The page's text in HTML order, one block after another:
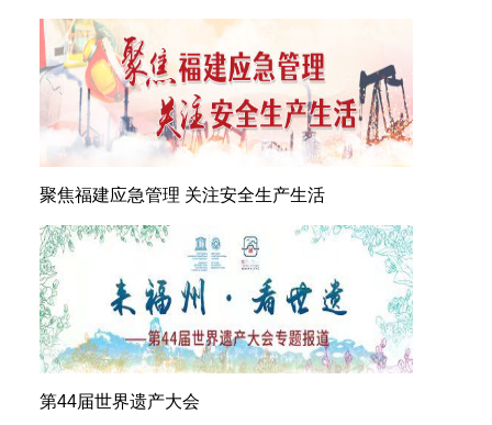
聚焦福建应急管理 关注安全生产生活
第44届世界遗产大会